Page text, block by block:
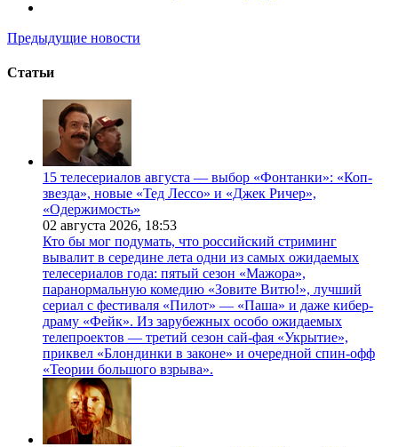
Предыдущие новости
Статьи
15 телесериалов августа — выбор «Фонтанки»: «Коп-
звезда», новые «Тед Лессо» и «Джек Ричер»,
«Одержимость»
02 августа 2026, 18:53
Кто бы мог подумать, что российский стриминг
вывалит в середине лета одни из самых ожидаемых
телесериалов года: пятый сезон «Мажора»,
паранормальную комедию «Зовите Витю!», лучший
сериал с фестиваля «Пилот» — «Паша» и даже кибер-
драму «Фейк». Из зарубежных особо ожидаемых
телепроектов — третий сезон сай-фая «Укрытие»,
приквел «Блондинки в законе» и очередной спин-офф
«Теории большого взрыва».